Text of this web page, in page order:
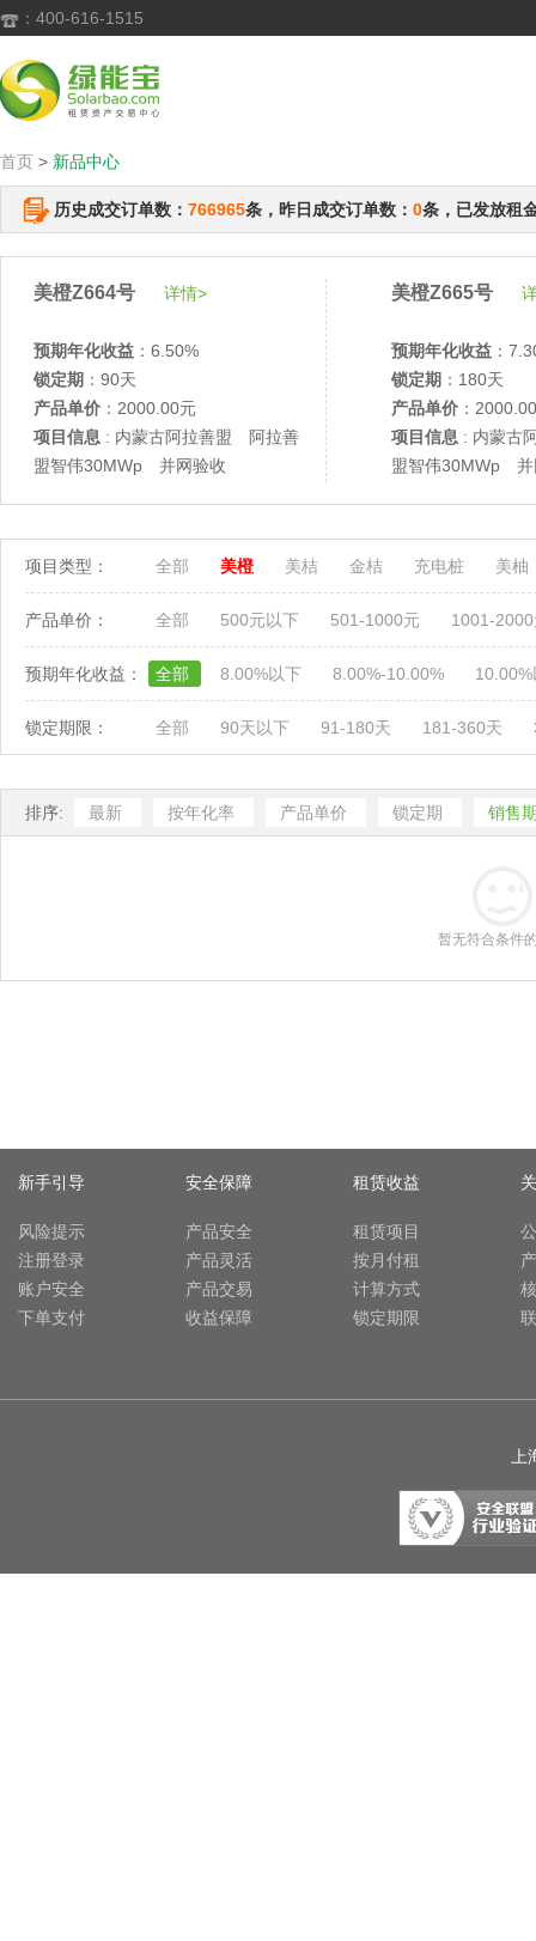
 ：400-616-1515
首页 > 新品中心
历史成交订单数： 766965条，昨日成交订单数： 0条，已发放租
美橙Z664号 详情>
预期年化收益 ：6.50%
锁定期 ：90天
产品单价 ：2000.00元
项目信息 : 内蒙古阿拉善盟 阿拉善
盟智伟30MWp 并网验收
美橙Z665号
预期年化收益 ：
锁定期 ：180天
产品单价 ：
项目信息 : 内蒙古
盟智伟30MWp 并
项目类型： 全部 美橙 美桔 金桔 充电桩 美柚
产品单价： 全部 500元以下 501-1000元 1001-
预期年化收益： 全部 8.00%以下 8.00%-10.00%
锁定期限： 全部 90天以下 91-180天 181-360天
排序: 最新 按年化率 产品单价 锁定期 销售
暂无符合条件
新手引导
风险提示
注册登录
账户安全
下单支付
安全保障
产品安全
产品灵活
产品交易
收益保障
租赁收益
租赁项目
按月付租
计算方式
锁定期限